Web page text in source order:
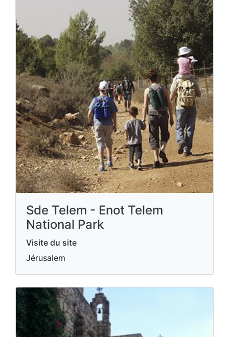
Sde Telem - Enot Telem
National Park
Visite du site
Jérusalem